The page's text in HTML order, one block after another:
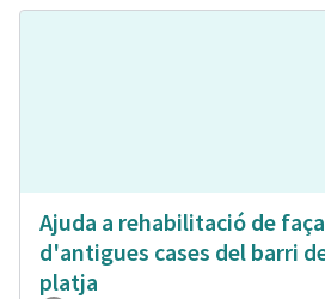
Ajuda a rehabilitació de
d'antigues cases del barri
platja